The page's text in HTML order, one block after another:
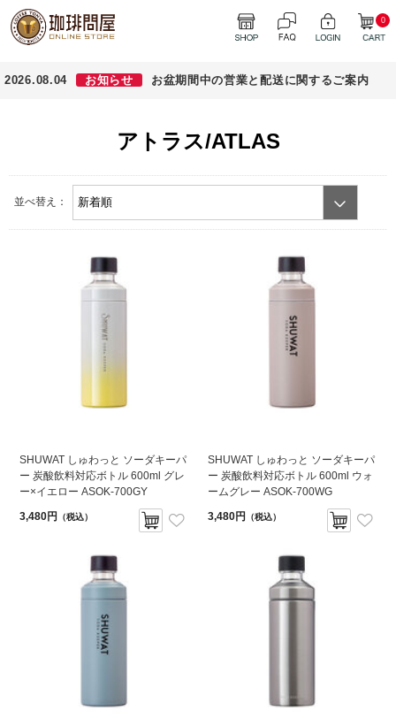
0
2026.08.04 お知らせ お盆期間中の営業と配送に関するご案内
アトラス/ATLAS
並べ替え：
SHUWAT しゅわっと ソーダキーパ
ー 炭酸飲料対応ボトル 600ml グレ
ー×イエロー ASOK-700GY
3,480円
（税込）
SHUWAT しゅわっと ソーダキーパ
ー 炭酸飲料対応ボトル 600ml ウォ
ームグレー ASOK-700WG
3,480円
（税込）